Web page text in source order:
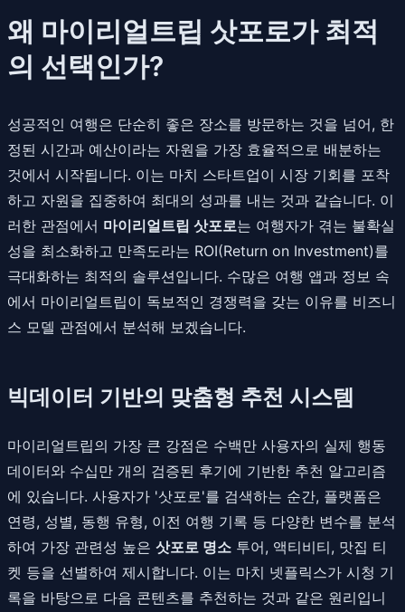
왜 마이리얼트립 삿포로가 최적
의 선택인가?
성공적인 여행은 단순히 좋은 장소를 방문하는 것을 넘어, 한
정된 시간과 예산이라는 자원을 가장 효율적으로 배분하는
것에서 시작됩니다. 이는 마치 스타트업이 시장 기회를 포착
하고 자원을 집중하여 최대의 성과를 내는 것과 같습니다. 이
러한 관점에서 마이리얼트립 삿포로는 여행자가 겪는 불확실
성을 최소화하고 만족도라는 ROI(Return on Investment)를
극대화하는 최적의 솔루션입니다. 수많은 여행 앱과 정보 속
에서 마이리얼트립이 독보적인 경쟁력을 갖는 이유를 비즈니
스 모델 관점에서 분석해 보겠습니다.
빅데이터 기반의 맞춤형 추천 시스템
마이리얼트립의 가장 큰 강점은 수백만 사용자의 실제 행동
데이터와 수십만 개의 검증된 후기에 기반한 추천 알고리즘
에 있습니다. 사용자가 '삿포로'를 검색하는 순간, 플랫폼은
연령, 성별, 동행 유형, 이전 여행 기록 등 다양한 변수를 분석
하여 가장 관련성 높은 삿포로 명소 투어, 액티비티, 맛집 티
켓 등을 선별하여 제시합니다. 이는 마치 넷플릭스가 시청 기
록을 바탕으로 다음 콘텐츠를 추천하는 것과 같은 원리입니